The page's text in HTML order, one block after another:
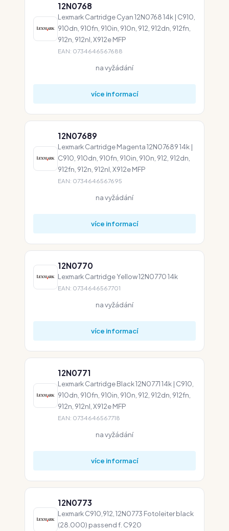
12N0768
Lexmark Cartridge Cyan 12N0768 14k | C910,
910dn, 910fn, 910in, 910n, 912, 912dn, 912fn,
912n, 912nl, X912e MFP
EAN: 0734646567688
na vyžádání
více informací
12N07689
Lexmark Cartridge Magenta 12N07689 14k |
C910, 910dn, 910fn, 910in, 910n, 912, 912dn,
912fn, 912n, 912nl, X912e MFP
EAN: 0734646567695
na vyžádání
více informací
12N0770
Lexmark Cartridge Yellow 12N0770 14k
EAN: 0734646567701
na vyžádání
více informací
12N0771
Lexmark Cartridge Black 12N0771 14k | C910,
910dn, 910fn, 910in, 910n, 912, 912dn, 912fn,
912n, 912nl, X912e MFP
EAN: 0734646567718
na vyžádání
více informací
12N0773
Lexmark C910,912, 12N0773 Fotoleiter black
(28.000) passend f. C920